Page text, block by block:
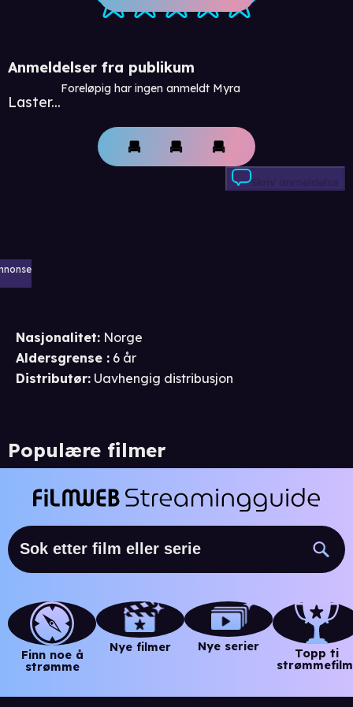
Anmeldelser fra publikum
Laster...
Foreløpig har ingen anmeldt Myra
Skriv anmeldelse
Nasjonalitet: Norge
Aldersgrense : 6 år
Distributør: Uavhengig distribusjon
Populære filmer
Finn noe å
strømme
Nye filmer Nye serier
Topp ti